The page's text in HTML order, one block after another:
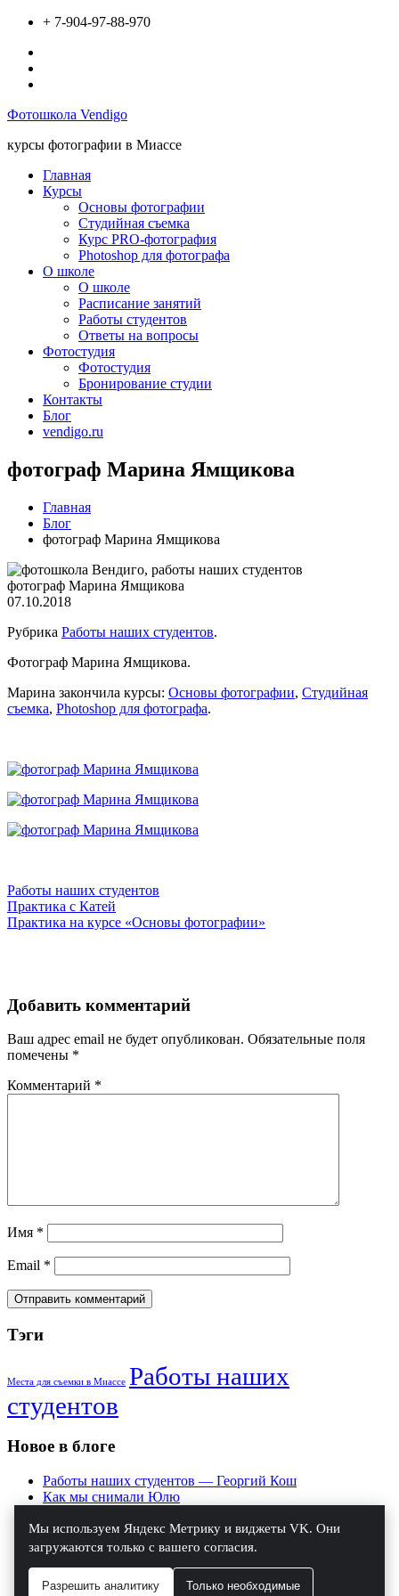
Перейти
содержимому
+ 7-904-97-88-970
Фотошкола Vendigo
курсы фотографии в Миассе
Главная
Курсы
Основы фотографии
Студийная съемка
Курс PRO-фотография
Photoshop для фотографа
О школе
О школе
Расписание занятий
Работы студентов
Ответы на вопросы
Фотостудия
Фотостудия
Бронирование студии
Контакты
Блог
vendigo.ru
фотограф Марина Ямщикова
Главная
Блог
фотограф Марина Ямщикова
фотограф Марина Ямщикова
07.10.2018
Рубрика Работы наших студентов.
Фотограф Марина Ямщикова.
Марина закончила курсы: Основы фотографии, Студийная
съемка, Photoshop для фотографа.
Работы наших студентов
Навигация
по
Практика с Катей
Практика на курсе «Основы фотографии»
Добавить комментарий
Ваш адрес email не будет опубликован. Обязательные поля
помечены *
Комментарий *
Имя *
Email *
Тэги
Места для съемки в Миассе Работы наших
студентов
Новое в блоге
Работы наших студентов — Георгий Кош
Как мы снимали Юлю
Работы наших студентов — Дарья Филиппенко
Работы наших студентов — Дмитрий Маркин
Мы используем Яндекс Метрику и виджеты VK. Они
загружаются только с вашего согласия.
Разрешить аналитику Только необходимые